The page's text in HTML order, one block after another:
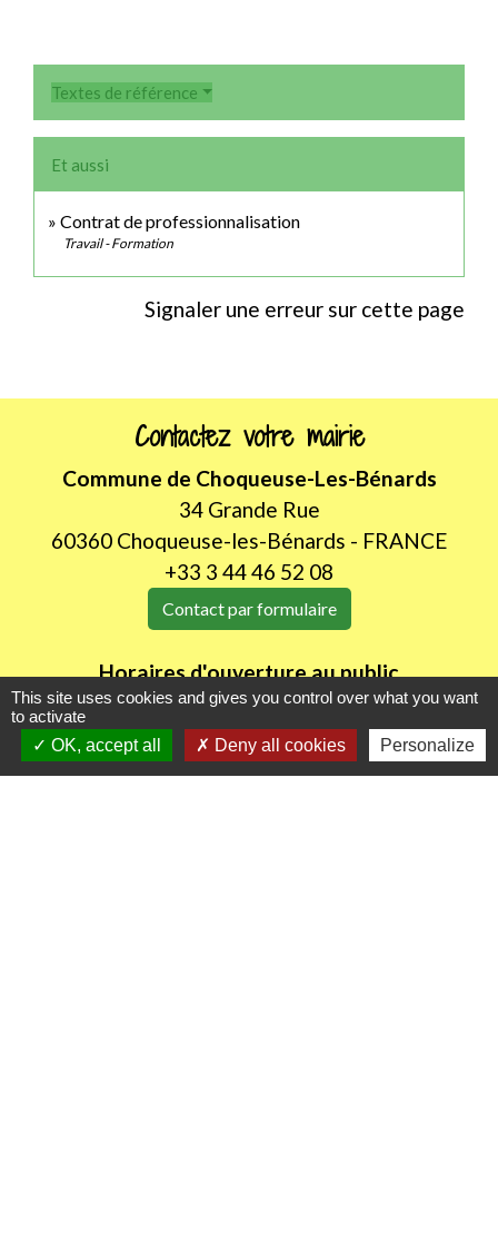
Textes de référence
Et aussi
Contrat de professionnalisation
Travail - Formation
Signaler une erreur sur cette page
Contactez votre mairie
Commune de Choqueuse-Les-Bénards
34 Grande Rue
60360 Choqueuse-les-Bénards - FRANCE
+33 3 44 46 52 08
Contact par formulaire
Horaires d'ouverture au public
LUNDI de 8H30 à 12h00
JEUDI de 14h00 à 18h30
This site uses cookies and gives you control over what you want
to activate
OK, accept all
Deny all cookies Personalize